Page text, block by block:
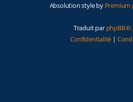
Absolution style by Premium
Traduit par phpBB-
Confidentialité |